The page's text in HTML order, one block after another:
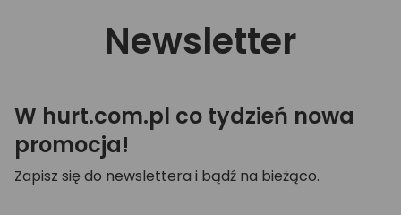
Newsletter
W hurt.com.pl co tydzień nowa
promocja!
Zapisz się do newslettera i bądź na bieżąco.